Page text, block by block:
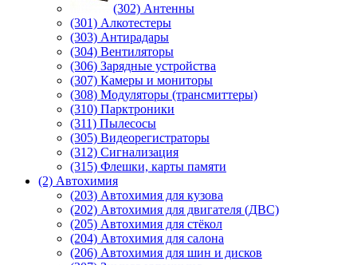
(302) Антенны
(301) Алкотестеры
(303) Антирадары
(304) Вентиляторы
(306) Зарядные устройства
(307) Камеры и мониторы
(308) Модуляторы (трансмиттеры)
(310) Парктроники
(311) Пылесосы
(305) Видеорегистраторы
(312) Сигнализация
(315) Флешки, карты памяти
(2) Автохимия
(203) Автохимия для кузова
(202) Автохимия для двигателя (ДВС)
(205) Автохимия для стёкол
(204) Автохимия для салона
(206) Автохимия для шин и дисков